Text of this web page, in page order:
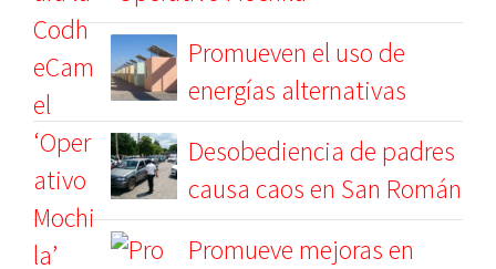
Promueven el uso de
energías alternativas
Desobediencia de padres
causa caos en San Román
Promueve mejoras en